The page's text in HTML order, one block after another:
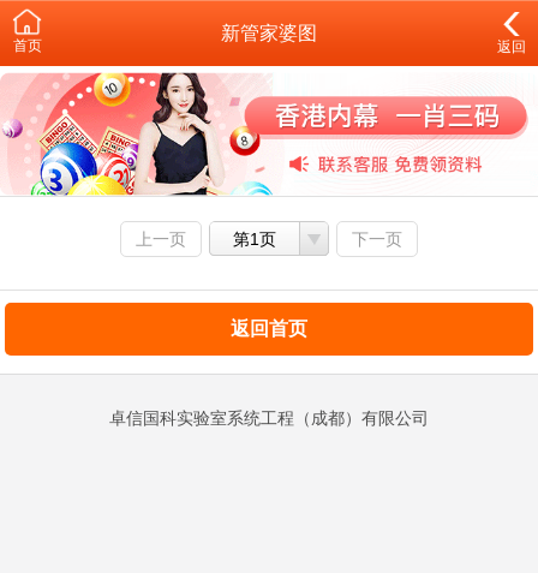
首页
新管家婆图
返回
上一页 第1页 下一页
返回首页
卓信国科实验室系统工程（成都）有限公司